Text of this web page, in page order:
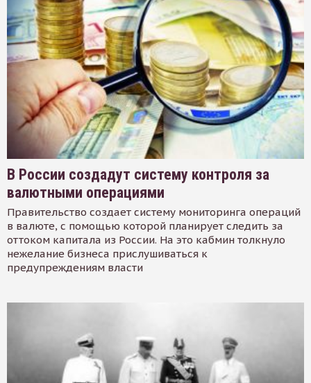
В России создадут систему контроля за
валютными операциями
Правительство создает систему мониторинга операций
в валюте, с помощью которой планирует следить за
оттоком капитала из России. На это кабмин толкнуло
нежелание бизнеса прислушиваться к
предупреждениям власти